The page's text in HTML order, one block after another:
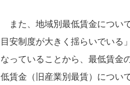
また、地域別最低賃金につい
目安制度が大きく揺らいでいる
なっていることから、最低賃金
低賃金（旧産業別最賃）につい